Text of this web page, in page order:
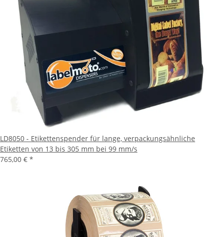
LD8050 - Etikettenspender für lange, verpackungsähnliche
Etiketten von 13 bis 305 mm bei 99 mm/s
765,00 € *